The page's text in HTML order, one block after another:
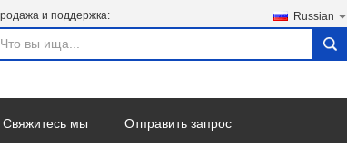
и поддержка: Russian
search
Свяжитесь мы Отправить запрос